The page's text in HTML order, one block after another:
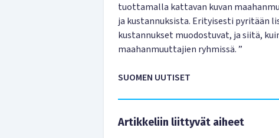
tuottamalla kattavan kuvan
ja kustannuksista. Erityisesti pyritään
kustannukset muodostuvat, ja siitä,
maahanmuuttajien ryhmissä. ”
SUOMEN UUTISET
Artikkeliin liittyvät aiheet